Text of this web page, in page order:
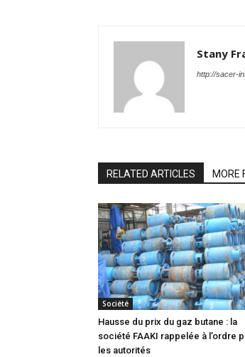
Stany
http://sacer-
RELATED ARTICLES MORE
Société
Hausse du prix du gaz butane : la
société FAAKI rappelée à l’ordre
les autorités